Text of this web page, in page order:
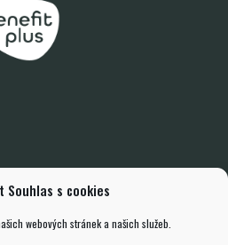
Souhlas s cookies
webových stránek a našich služeb.